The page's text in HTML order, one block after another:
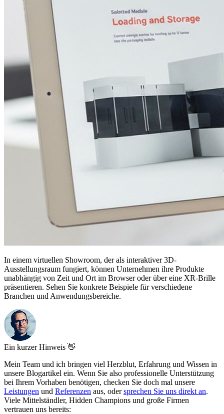
In einem virtuellen Showroom, der als interaktiver 3D-
Ausstellungsraum fungiert, können Unternehmen ihre Produkte
unabhängig von Zeit und Ort im Browser oder über eine XR-Brille
präsentieren. Sehen Sie konkrete Beispiele für verschiedene
Branchen und Anwendungsbereiche.
Ein kurzer Hinweis 👋
Mein Team und ich bringen viel Herzblut, Erfahrung und Wissen in
unsere Blogartikel ein. Wenn Sie also professionelle Unterstützung
bei Ihrem Vorhaben benötigen, checken Sie doch mal unsere
Leistungen und Referenzen aus, odersprechen Sie uns direkt an.
Viele Mittelständler, Hidden Champions und große Firmen
vertrauen uns bereits: